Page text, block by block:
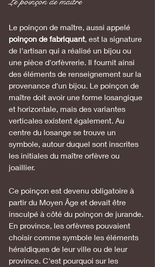
Le poinçon de maître, aussi appelé
poinçon de fabriquant, est la signature
de l'artisan qui a réalisé un bijou ou
une pièce d'orfèvrerie. Il fournit ainsi
des éléments de renseignement sur la
provenance d'un bijou. Le poinçon de
maître doit avoir une forme losangique
et horizontale, mais des variantes
verticales existent également. Au
centre du losange se trouve un
symbole, autour duquel sont inscrites
les initiales du maître orfèvre ou
joaillier.
Ce poinçon est devenu obligatoire à
partir du Moyen Âge et devait être
insculpé à côté du poinçon de jurande.
En province, les orfèvres pouvaient
choisir comme symbole les éléments
héraldiques de leur ville ou de leur
province. C'est pourquoi sur les